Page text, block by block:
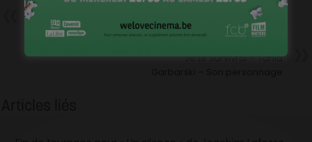
Précédent
C’est Tout Court, mais c’est pas
la fin du monde
Je te Survivrai – Tania